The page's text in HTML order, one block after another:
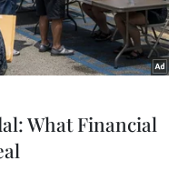
What Financial